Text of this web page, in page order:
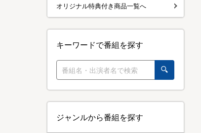
オリジナル特典付き商品一覧へ
キーワードで番組を探す
ジャンルから番組を探す